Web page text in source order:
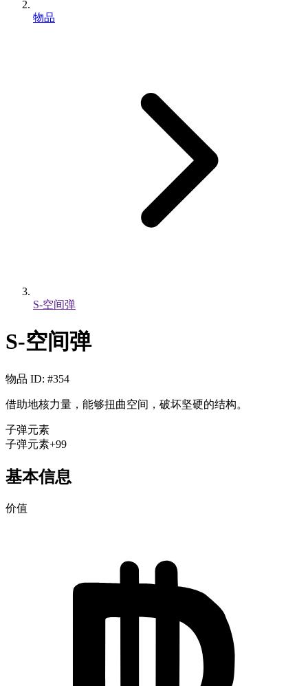
物品
S-空间弹
S-空间弹
物品 ID: #354
借助地核力量，能够扭曲空间，破坏坚硬的结构。
子弹元素
子弹元素+99
基本信息
价值